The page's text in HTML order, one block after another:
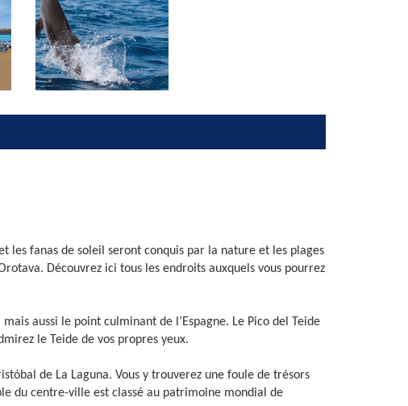
les fanas de soleil seront conquis par la nature et les plages
Découvrez ici tous les endroits auxquels vous pourrez
aussi le point culminant de l’Espagne. Le Pico del Teide
le Teide de vos propres yeux.
de La Laguna. Vous y trouverez une foule de trésors
du centre-ville est classé au patrimoine mondial de